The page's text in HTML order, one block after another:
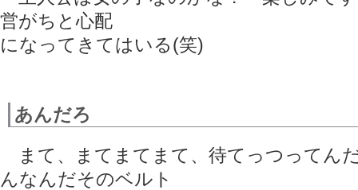
営がちと心配
になってきてはいる(笑)
あんだろ
まて、まてまてまて、待てっつってん
んなんだそのベルト